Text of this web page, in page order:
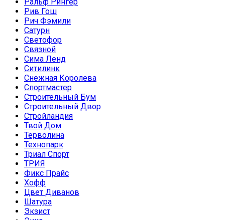
Рив Гош
Рич Фэмили
Сатурн
Светофор
Связной
Сима Ленд
Ситилинк
Снежная Королева
Спортмастер
Строительный Бум
Строительный Двор
Стройландия
Твой Дом
Терволина
Технопарк
Триал Спорт
ТРИЯ
Фикс Прайс
Хофф
Цвет Диванов
Шатура
Экзист